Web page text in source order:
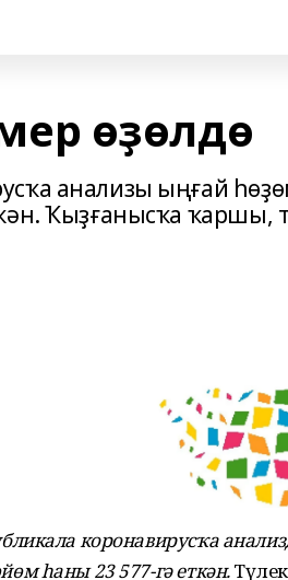
өҙөлдө
анализы ыңғай
Ҡыҙғанысҡа ҡаршы,
коронавирусҡа
һаны 23 577-гә еткән.